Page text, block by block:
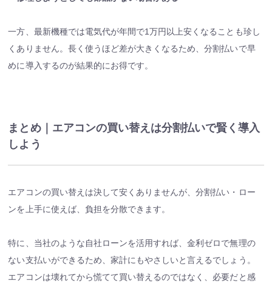
一方、最新機種では電気代が年間で1万円以上安くなることも珍し
くありません。長く使うほど差が大きくなるため、分割払いで早
めに導入するのが結果的にお得です。
まとめ｜エアコンの買い替えは分割払いで賢く導入
しよう
エアコンの買い替えは決して安くありませんが、分割払い・ロー
ンを上手に使えば、負担を分散できます。
特に、当社のような自社ローンを活用すれば、金利ゼロで無理の
ない支払いができるため、家計にもやさしいと言えるでしょう。
エアコンは壊れてから慌てて買い替えるのではなく、必要だと感